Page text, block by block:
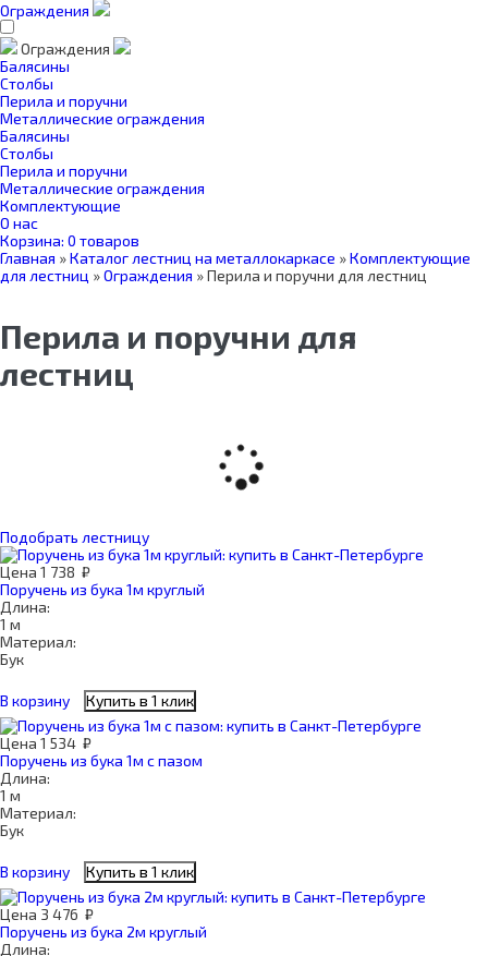
Ограждения
Ограждения
Балясины
Столбы
Перила и поручни
Металлические ограждения
Балясины
Столбы
Перила и поручни
Металлические ограждения
Комплектующие
О нас
Корзина: 0 товаров
Главная »Каталог лестниц на металлокаркасе »Комплектующие
для лестниц »Ограждения »Перила и поручни для лестниц
Перила и поручни для
лестниц
Подобрать лестницу
Цена 1 738 ₽
Поручень из бука 1м круглый
Длина:
1 м
Материал:
Бук
В корзину Купить в 1 клик
Цена 1 534 ₽
Поручень из бука 1м с пазом
Длина:
1 м
Материал:
Бук
В корзину Купить в 1 клик
Цена 3 476 ₽
Поручень из бука 2м круглый
Длина: